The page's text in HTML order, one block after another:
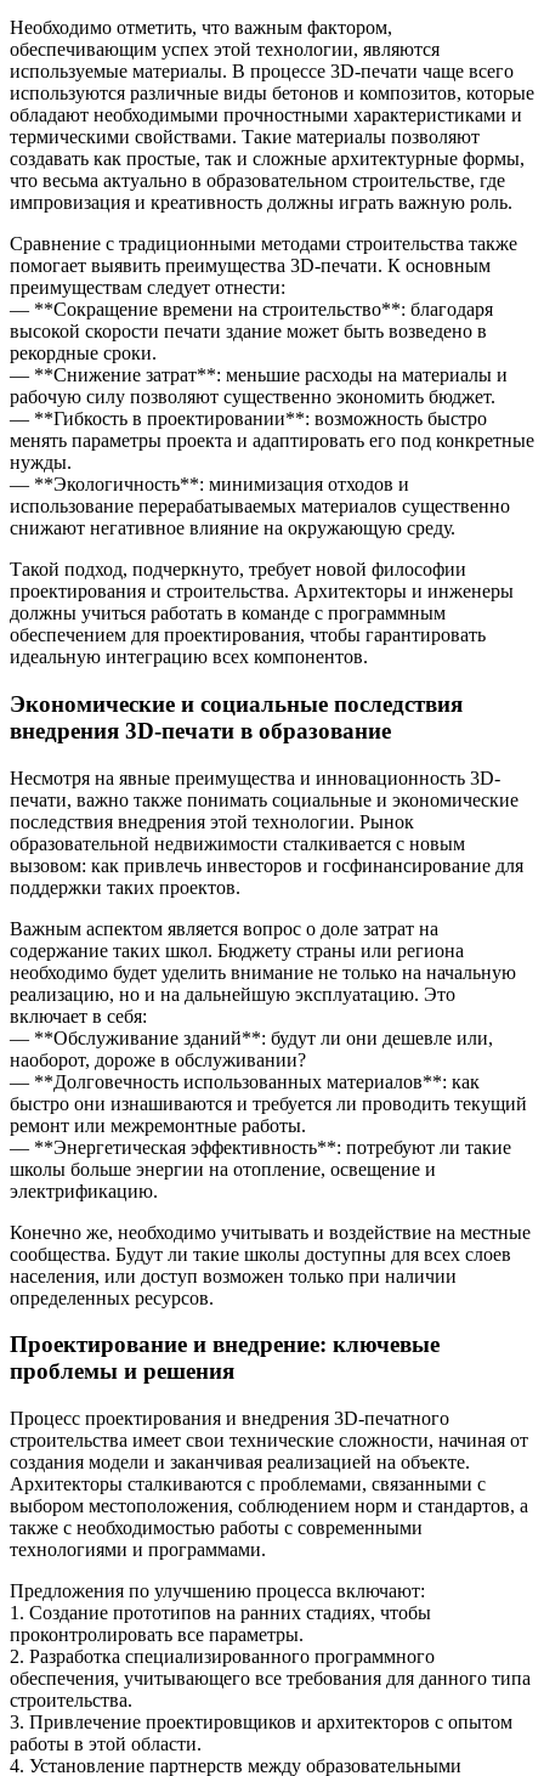
Необходимо отметить, что важным фактором,
обеспечивающим успех этой технологии, являются
используемые материалы. В процессе 3D-печати чаще всего
используются различные виды бетонов и композитов, которые
обладают необходимыми прочностными характеристиками и
термическими свойствами. Такие материалы позволяют
создавать как простые, так и сложные архитектурные формы,
что весьма актуально в образовательном строительстве, где
импровизация и креативность должны играть важную роль.
Сравнение с традиционными методами строительства также
помогает выявить преимущества 3D-печати. К основным
преимуществам следует отнести:
— **Сокращение времени на строительство**: благодаря
высокой скорости печати здание может быть возведено в
рекордные сроки.
— **Снижение затрат**: меньшие расходы на материалы и
рабочую силу позволяют существенно экономить бюджет.
— **Гибкость в проектировании**: возможность быстро
менять параметры проекта и адаптировать его под конкретные
нужды.
— **Экологичность**: минимизация отходов и
использование перерабатываемых материалов существенно
снижают негативное влияние на окружающую среду.
Такой подход, подчеркнуто, требует новой философии
проектирования и строительства. Архитекторы и инженеры
должны учиться работать в команде с программным
обеспечением для проектирования, чтобы гарантировать
идеальную интеграцию всех компонентов.
Экономические и социальные последствия
внедрения 3D-печати в образование
Несмотря на явные преимущества и инновационность 3D-
печати, важно также понимать социальные и экономические
последствия внедрения этой технологии. Рынок
образовательной недвижимости сталкивается с новым
вызовом: как привлечь инвесторов и госфинансирование для
поддержки таких проектов.
Важным аспектом является вопрос о доле затрат на
содержание таких школ. Бюджету страны или региона
необходимо будет уделить внимание не только на начальную
реализацию, но и на дальнейшую эксплуатацию. Это
включает в себя:
— **Обслуживание зданий**: будут ли они дешевле или,
наоборот, дороже в обслуживании?
— **Долговечность использованных материалов**: как
быстро они изнашиваются и требуется ли проводить текущий
ремонт или межремонтные работы.
— **Энергетическая эффективность**: потребуют ли такие
школы больше энергии на отопление, освещение и
электрификацию.
Конечно же, необходимо учитывать и воздействие на местные
сообщества. Будут ли такие школы доступны для всех слоев
населения, или доступ возможен только при наличии
определенных ресурсов.
Проектирование и внедрение: ключевые
проблемы и решения
Процесс проектирования и внедрения 3D-печатного
строительства имеет свои технические сложности, начиная от
создания модели и заканчивая реализацией на объекте.
Архитекторы сталкиваются с проблемами, связанными с
выбором местоположения, соблюдением норм и стандартов, а
также с необходимостью работы с современными
технологиями и программами.
Предложения по улучшению процесса включают:
1. Создание прототипов на ранних стадиях, чтобы
проконтролировать все параметры.
2. Разработка специализированного программного
обеспечения, учитывающего все требования для данного типа
строительства.
3. Привлечение проектировщиков и архитекторов с опытом
работы в этой области.
4. Установление партнерств между образовательными